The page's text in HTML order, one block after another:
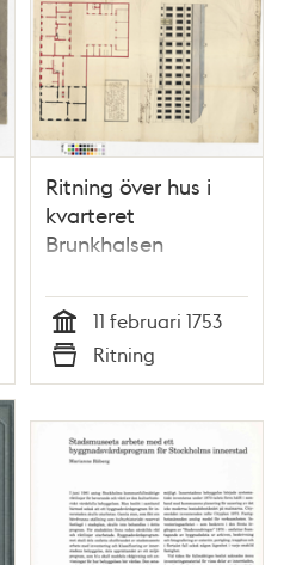
Ritning över hus i
kvarteret
Brunkhalsen
Tid
11 februari 1753
Typ
Ritning